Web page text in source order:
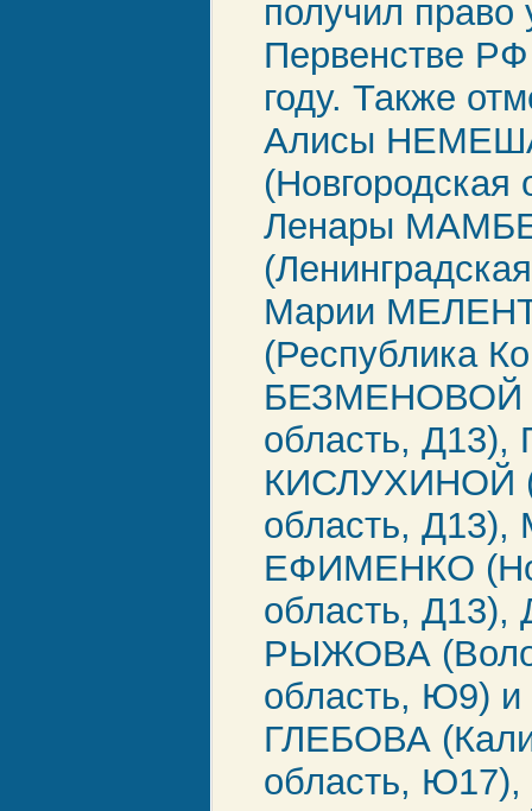
получил право
Первенстве
году. Также
Алисы
(Новгородская
Ленары
Марии
(Республика
БЕЗМЕНОВОЙ
область, Д13),
КИСЛУХИНОЙ
область, Д13),
ЕФИМЕНКО
область, Д13),
РЫЖОВА
область, Ю9) и
ГЛЕБОВА
область,